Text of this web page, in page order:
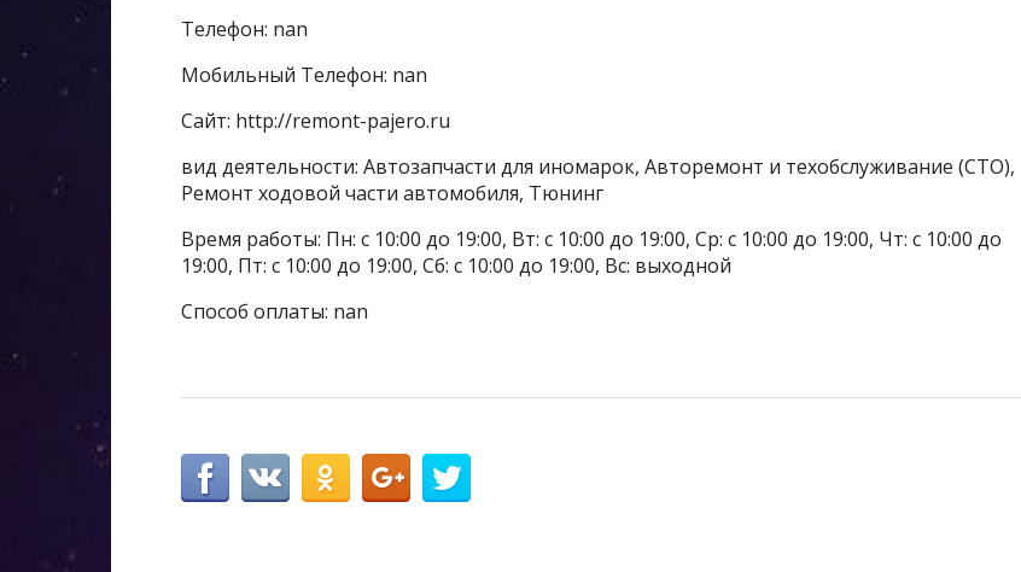
Телефон: nan
Мобильный Телефон: nan
Сайт: http://remont-pajero.ru
вид деятельности: Автозапчасти для иномарок, Авторемонт и техобслуживание (СТО),
Ремонт ходовой части автомобиля, Тюнинг
Время работы: Пн: с 10:00 до 19:00, Вт: с 10:00 до 19:00, Ср: с 10:00 до 19:00, Чт: с 10:00 до
19:00, Пт: с 10:00 до 19:00, Сб: с 10:00 до 19:00, Вс: выходной
Способ оплаты: nan